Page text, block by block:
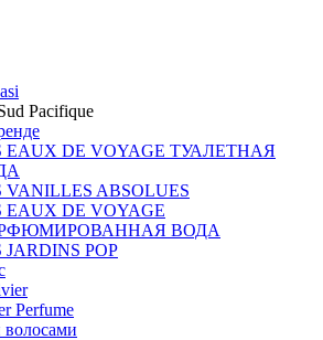
Pacifique
EAUX DE VOYAGE ТУАЛЕТНАЯ
VANILLES ABSOLUES
EAUX DE VOYAGE
ВОДА
JARDINS POP
Perfume
волосами